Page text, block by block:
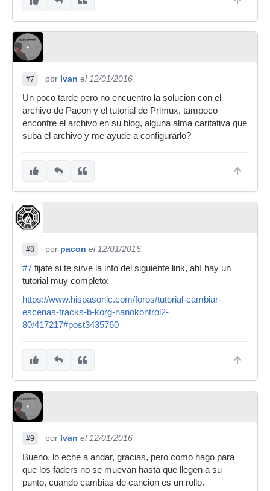
#7 por Ivan el 12/01/2016
Un poco tarde pero no encuentro la solucion con el
archivo de Pacon y el tutorial de Primux, tampoco
encontre el archivo en su blog, alguna alma caritativa que
suba el archivo y me ayude a configurarlo?
#8 por pacon el 12/01/2016
#7 fijate si te sirve la info del siguiente link, ahí hay un
tutorial muy completo:
https://www.hispasonic.com/foros/tutorial-cambiar-
escenas-tracks-b-korg-nanokontrol2-
80/417217#post3435760
#9 por Ivan el 12/01/2016
Bueno, lo eche a andar, gracias, pero como hago para
que los faders no se muevan hasta que llegen a su
punto, cuando cambias de cancion es un rollo.